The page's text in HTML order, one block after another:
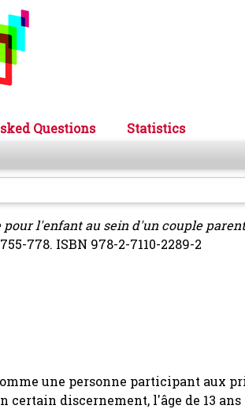
Questions
Statistics
pour l'enfant au sein d'un couple
778. ISBN 978-2-7110-2289-2
une personne participant aux
certain discernement, l'âge de 13